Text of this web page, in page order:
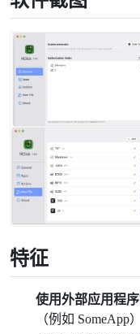
特征
使用外部应用程序
（例如 SomeApp